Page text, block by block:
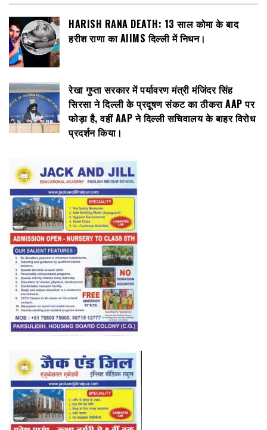
HARISH RANA DEATH: 13 साल कोमा के बाद
हरीश राणा का AIIMS दिल्ली में निधन।
रेखा गुप्ता सरकार में पर्यावरण मंत्री मंजिंदर सिंह
सिरसा ने दिल्ली के प्रदूषण संकट का ठीकरा AAP पर
फोड़ा है, वहीं AAP ने दिल्ली सचिवालय के बाहर विरोध
प्रदर्शन किया।